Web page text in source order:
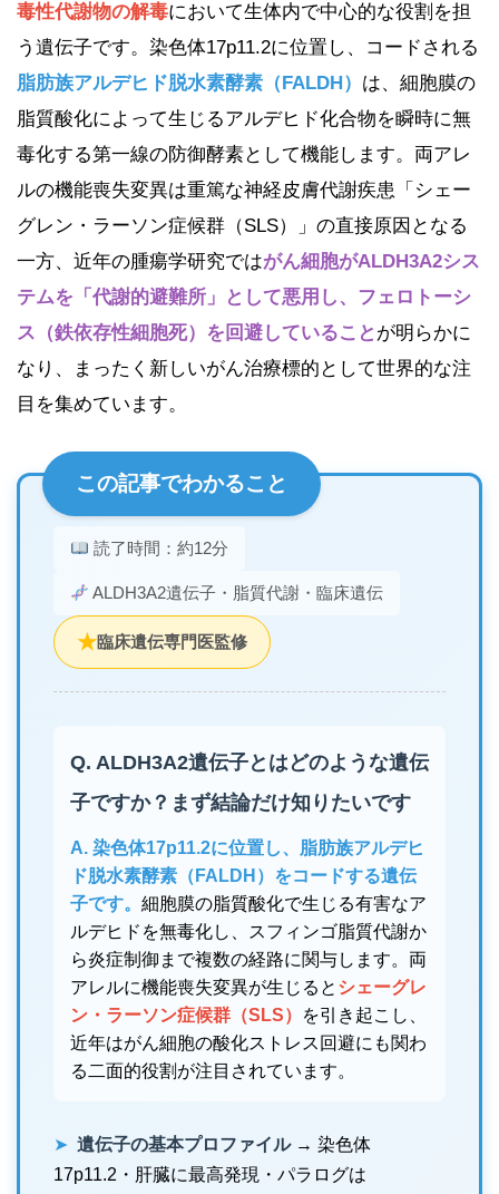
毒性代謝物の解毒において生体内で中心的な役割を担
う遺伝子です。染色体17p11.2に位置し、コードされる
脂肪族アルデヒド脱水素酵素（FALDH） は、細胞膜の
脂質酸化によって生じるアルデヒド化合物を瞬時に無
毒化する第一線の防御酵素として機能します。両アレ
ルの機能喪失変異は重篤な神経皮膚代謝疾患「シェー
グレン・ラーソン症候群（SLS）」の直接原因となる
一方、近年の腫瘍学研究ではがん細胞がALDH3A2シス
テムを「代謝的避難所」として悪用し、フェロトーシ
ス（鉄依存性細胞死）を回避していること が明らかに
なり、まったく新しいがん治療標的として世界的な注
目を集めています。
この記事でわかること
読了時間：約12分
ALDH3A2遺伝子・脂質代謝・臨床遺伝
★臨床遺伝専門医監修
Q. ALDH3A2遺伝子とはどのような遺伝
子ですか？まず結論だけ知りたいです
A. 染色体17p11.2に位置し、脂肪族アルデヒ
ド脱水素酵素（FALDH）をコードする遺伝
子です。 細胞膜の脂質酸化で生じる有害なア
ルデヒドを無毒化し、スフィンゴ脂質代謝か
ら炎症制御まで複数の経路に関与します。両
アレルに機能喪失変異が生じると シェーグレ
ン・ラーソン症候群（SLS）
を引き起こし、
近年はがん細胞の酸化ストレス回避にも関わ
る二面的役割が注目されています。
➤ 遺伝子の基本プロファイル→ 染色体
17p11.2・肝臓に最高発現・パラログは